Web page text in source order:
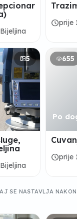
scheduleprije
5 655
Po
scheduleprije
SE NASTAVLJA NAKON